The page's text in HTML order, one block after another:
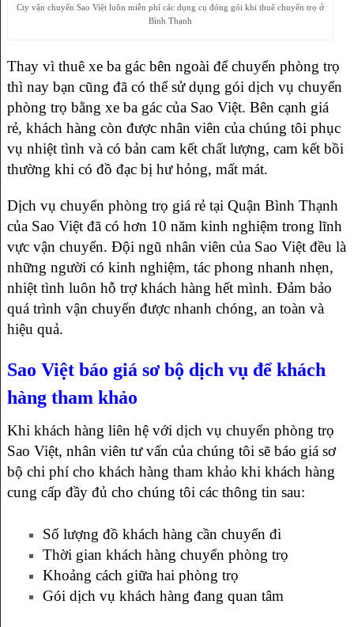
Cty vận chuyển Sao Việt luôn miễn phí các dụng cụ đóng gói khi thuê chuyển trọ ở
Bình Thạnh
Thay vì thuê xe ba gác bên ngoài để chuyển phòng trọ
thì nay bạn cũng đã có thể sử dụng gói dịch vụ chuyển
phòng trọ bằng xe ba gác của Sao Việt. Bên cạnh giá
rẻ, khách hàng còn được nhân viên của chúng tôi phục
vụ nhiệt tình và có bản cam kết chất lượng, cam kết bồi
thường khi có đồ đạc bị hư hỏng, mất mát.
Dịch vụ chuyển phòng trọ giá rẻ tại Quận Bình Thạnh
của Sao Việt đã có hơn 10 năm kinh nghiệm trong lĩnh
vực vận chuyển. Đội ngũ nhân viên của Sao Việt đều là
những người có kinh nghiệm, tác phong nhanh nhẹn,
nhiệt tình luôn hỗ trợ khách hàng hết mình. Đảm bảo
quá trình vận chuyển được nhanh chóng, an toàn và
hiệu quả.
Sao Việt báo giá sơ bộ dịch vụ để khách
hàng tham khảo
Khi khách hàng liên hệ với dịch vụ chuyển phòng trọ
Sao Việt, nhân viên tư vấn của chúng tôi sẽ báo giá sơ
bộ chi phí cho khách hàng tham khảo khi khách hàng
cung cấp đầy đủ cho chúng tôi các thông tin sau:
Số lượng đồ khách hàng cần chuyển đi
Thời gian khách hàng chuyển phòng trọ
Khoảng cách giữa hai phòng trọ
Gói dịch vụ khách hàng đang quan tâm